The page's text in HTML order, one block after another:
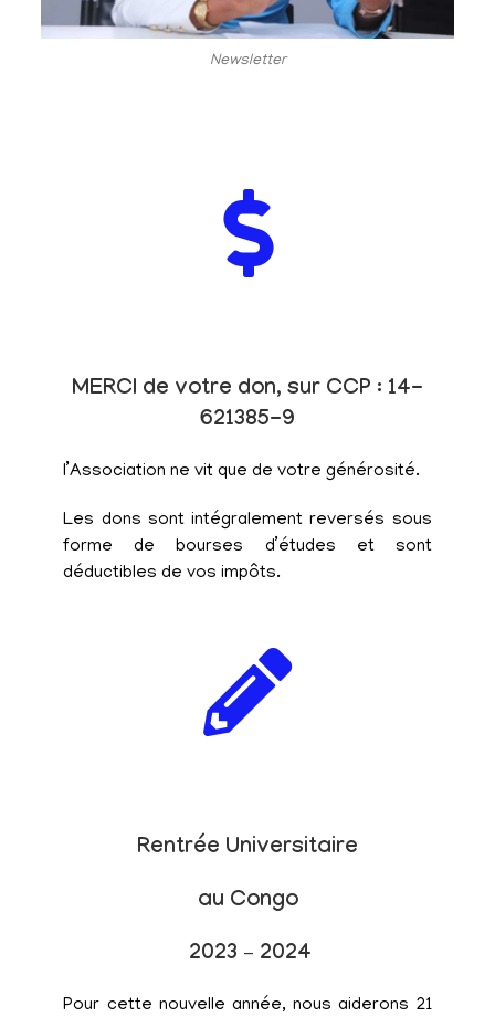
Newsletter
MERCI de votre don, sur CCP : 14-
621385-9
l’Association ne vit que de votre générosité.
Les dons sont intégralement reversés sous
forme de bourses d’études et sont
déductibles de vos impôts.
Rentrée Universitaire
au Congo
2023 – 2024
Pour cette nouvelle année, nous aiderons 21